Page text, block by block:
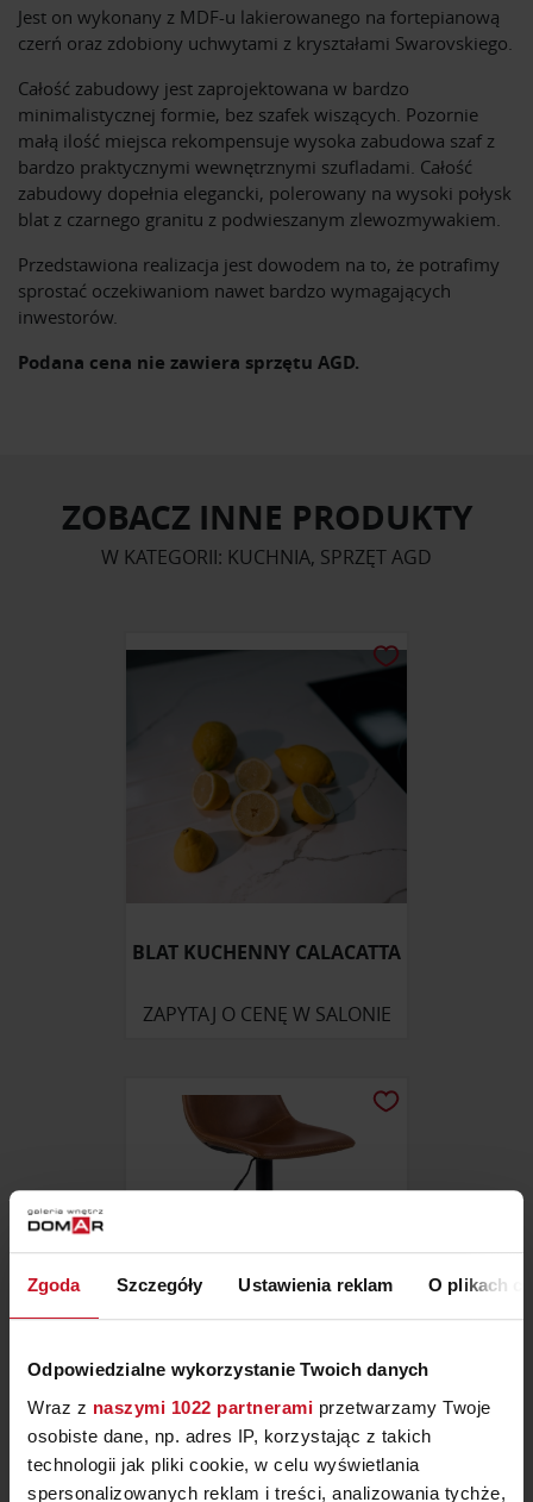
Zgoda Szczegóły Ustawienia reklam O plikach
Odpowiedzialne wykorzystanie Twoich danych
Wraz z naszymi 1022 partnerami przetwarzamy Twoje
osobiste dane, np. adres IP, korzystając z takich
technologii jak pliki cookie, w celu wyświetlania
spersonalizowanych reklam i treści, analizowania tychże,
Jest on wykonany z MDF-u lakierowanego na fortepianową
czerń oraz zdobiony uchwytami z kryształami Swarovskiego.
Całość zabudowy jest zaprojektowana w bardzo
minimalistycznej formie, bez szafek wiszących. Pozornie
małą ilość miejsca rekompensuje wysoka zabudowa szaf z
bardzo praktycznymi wewnętrznymi szufladami. Całość
zabudowy dopełnia elegancki, polerowany na wysoki połysk
blat z czarnego granitu z podwieszanym zlewozmywakiem.
Przedstawiona realizacja jest dowodem na to, że potrafimy
sprostać oczekiwaniom nawet bardzo wymagających
inwestorów.
Podana cena nie zawiera sprzętu AGD.
ZOBACZ INNE PRODUKTY
W KATEGORII: KUCHNIA, SPRZĘT AGD
BLAT KUCHENNY CALACATTA
ZAPYTAJ O CENĘ W SALONIE
HOKER KAMEL
ZAPYTAJ O CENĘ W SALONIE